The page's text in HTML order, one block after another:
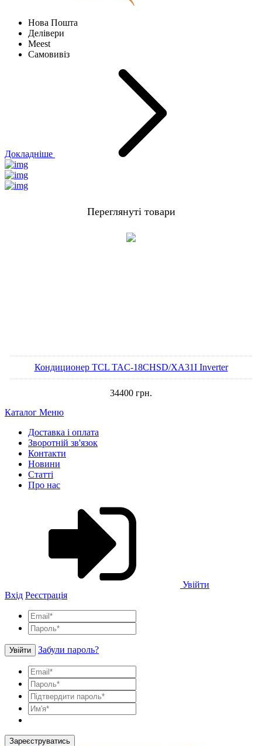
Нова Пошта
Делівери
Meest
Самовивіз
Докладніше
Переглянуті товари
Кондиционер TCL TAC-18CHSD/XA31I Inverter
34400 грн.
Каталог Меню
Доставка і оплата
Зворотній зв'язок
Контакти
Новини
Статті
Про нас
Увійти
Вхід Реєстрація
Увійти Забули пароль?
Зареєструватись